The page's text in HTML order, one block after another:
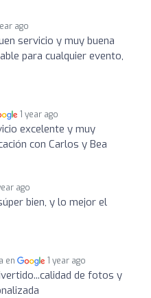
ago
servicio y muy buena
para cualquier evento,
1 year ago
excelente y muy
con Carlos y Bea
ago
bien, y lo mejor el
en 1 year ago
de fotos y